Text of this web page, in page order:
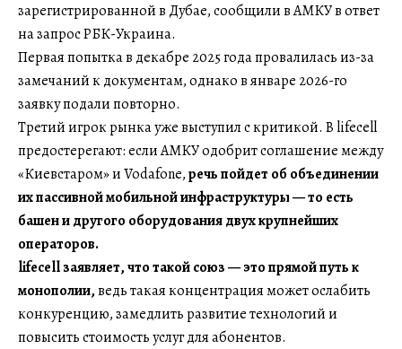
зарегистрированной в Дубае, сообщили в АМКУ в ответ
на запрос РБК-Украина.
Первая попытка в декабре 2025 года провалилась из-за
замечаний к документам, однако в январе 2026-го
заявку подали повторно.
Третий игрок рынка уже выступил с критикой. В lifecell
предостерегают: если АМКУ одобрит соглашение между
«Киевстаром» и Vodafone,речь пойдет об объединении
их пассивной мобильной инфраструктуры — то есть
башен и другого оборудования двух крупнейших
операторов.
lifecell заявляет, что такой союз — это прямой путь к
монополии,ведь такая концентрация может ослабить
конкуренцию, замедлить развитие технологий и
повысить стоимость услуг для абонентов.